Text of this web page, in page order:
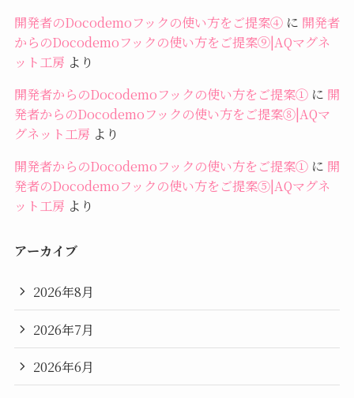
開発者のDocodemoフックの使い方をご提案④に 開発者
からのDocodemoフックの使い方をご提案⑨|AQマグネ
ット工房 より
開発者からのDocodemoフックの使い方をご提案①に 開
発者からのDocodemoフックの使い方をご提案⑧|AQマ
グネット工房 より
開発者からのDocodemoフックの使い方をご提案①に 開
発者のDocodemoフックの使い方をご提案⑤|AQマグネ
ット工房 より
アーカイブ
2026年8月
2026年7月
2026年6月